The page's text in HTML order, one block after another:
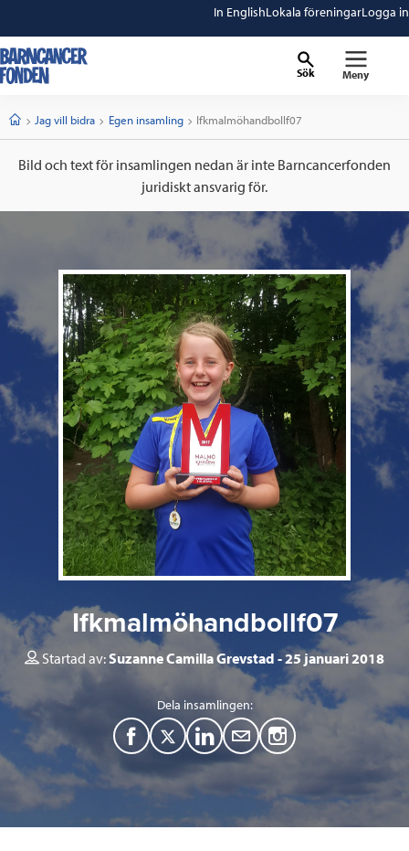
In EnglishLokala föreningarLogga in
Sök Meny
StartJag vill bidra Egen insamling Current:
Ifkmalmöhandbollf07
Bild och text för insamlingen nedan är inte Barncancerfonden
juridiskt ansvarig för.
Ifkmalmöhandbollf07
Startad av:Suzanne Camilla Grevstad 25 januari 2018
Dela insamlingen:
F
a
T
w
L
M